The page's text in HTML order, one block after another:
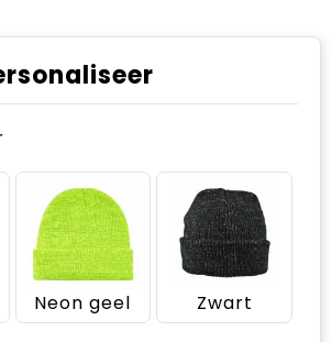
Neon geel Zwart